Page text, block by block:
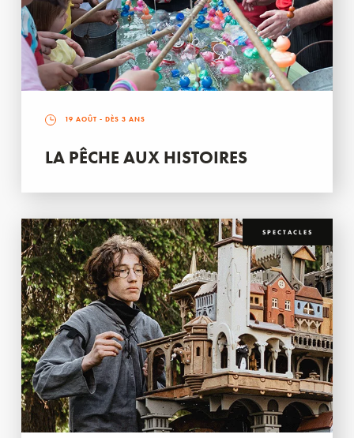
19 AOÛT - DÈS 3 ANS
LA PÊCHE AUX HISTOIRES
SPECTACLES